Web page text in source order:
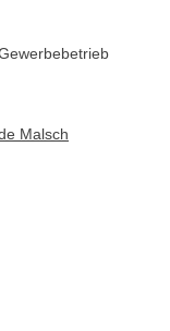
Malsch